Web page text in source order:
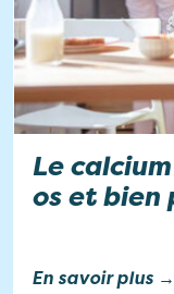
Le
os et bien
En savoir plus →